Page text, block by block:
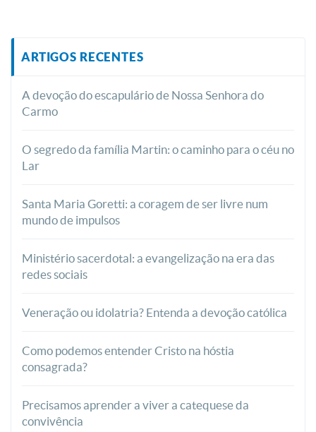
ARTIGOS RECENTES
A devoção do escapulário de Nossa Senhora do
Carmo
O segredo da família Martin: o caminho para o céu no
Lar
Santa Maria Goretti: a coragem de ser livre num
mundo de impulsos
Ministério sacerdotal: a evangelização na era das
redes sociais
Veneração ou idolatria? Entenda a devoção católica
Como podemos entender Cristo na hóstia
consagrada?
Precisamos aprender a viver a catequese da
convivência